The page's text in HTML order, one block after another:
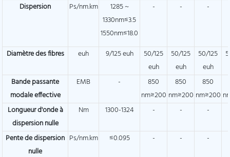
Dispersion
Ps/nm.km
1285 ~
1330nm≤3.5
1550nm≤18.0
- - -
Diamètre des fibres euh 9/125 euh
50/125
euh
50/125
euh
50/125
euh
Bande passante
modale effective
EMB -
850
nm≥200
850
nm≥200
850
nm≥200
Longueur d'onde à
dispersion nulle
Nm 1300-1324 - - -
Pente de dispersion
nulle
Ps/nm.km ≤0.095 - - -